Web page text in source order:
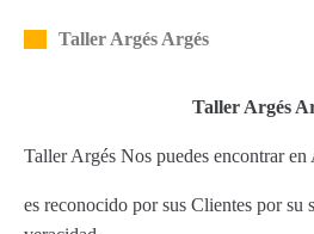
Taller Argés Argés
Taller Argés
Taller Argés Nos puedes encontrar
es reconocido por sus Clientes por su